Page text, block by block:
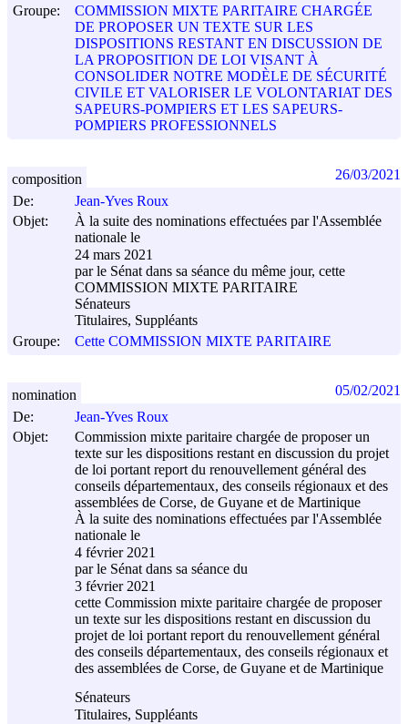
Groupe:
COMMISSION MIXTE PARITAIRE CHARGÉE
DE PROPOSER UN TEXTE SUR LES
DISPOSITIONS RESTANT EN DISCUSSION DE
LA PROPOSITION DE LOI VISANT À
CONSOLIDER NOTRE MODÈLE DE SÉCURITÉ
CIVILE ET VALORISER LE VOLONTARIAT DES
SAPEURS-POMPIERS ET LES SAPEURS-
POMPIERS PROFESSIONNELS
De:
Jean-Yves Roux
Objet:
À la suite des nominations effectuées par l'Assemblée
nationale le
24 mars 2021
par le Sénat dans sa séance du même jour, cette
COMMISSION MIXTE PARITAIRE
Sénateurs
Titulaires, Suppléants
Groupe:
Cette COMMISSION MIXTE PARITAIRE
composition 26/03/2021
De:
Jean-Yves Roux
Objet:
Commission mixte paritaire chargée de proposer un
texte sur les dispositions restant en discussion du projet
de loi portant report du renouvellement général des
conseils départementaux, des conseils régionaux et des
assemblées de Corse, de Guyane et de Martinique
À la suite des nominations effectuées par l'Assemblée
nationale le
4 février 2021
par le Sénat dans sa séance du
3 février 2021
cette Commission mixte paritaire chargée de proposer
un texte sur les dispositions restant en discussion du
projet de loi portant report du renouvellement général
des conseils départementaux, des conseils régionaux et
des assemblées de Corse, de Guyane et de Martinique
Sénateurs
Titulaires, Suppléants
nomination 05/02/2021